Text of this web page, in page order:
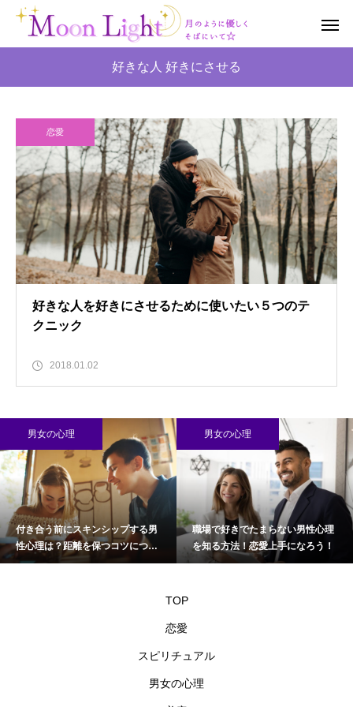
好きな人 好きにさせる
恋愛
好きな人を好きにさせるために使いたい５つのテ
クニック
2018.01.02
男女の心理
付き合う前にスキンシップする男
性心理は？距離を保つコツについ
て
男女の心理
職場で好きでたまらない男性心理
を知る方法！恋愛上手になろう！
TOP
恋愛
スピリチュアル
男女の心理